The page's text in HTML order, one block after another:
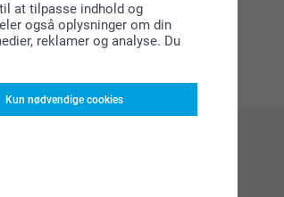
at tilpasse indhold og
også oplysninger om din
reklamer og analyse. Du
Kun nødvendige cookies